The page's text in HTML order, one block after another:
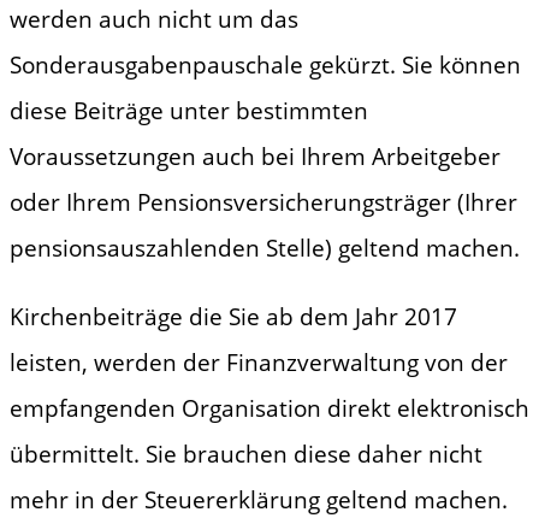
werden auch nicht um das
Sonderausgabenpauschale gekürzt. Sie können
diese Beiträge unter bestimmten
Voraussetzungen auch bei Ihrem Arbeitgeber
oder Ihrem Pensionsversicherungsträger (Ihrer
pensionsauszahlenden Stelle) geltend machen.
Kirchenbeiträge die Sie ab dem Jahr 2017
leisten, werden der Finanzverwaltung von der
empfangenden Organisation direkt elektronisch
übermittelt. Sie brauchen diese daher nicht
mehr in der Steuererklärung geltend machen.